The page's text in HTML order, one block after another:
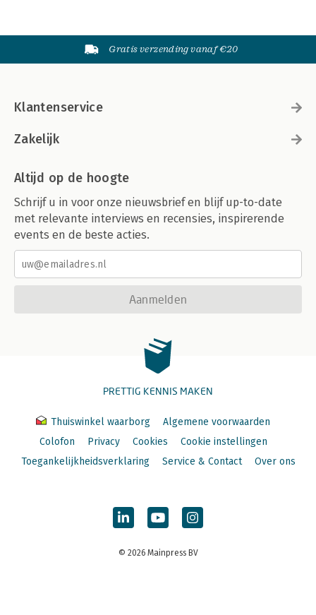
Gratis verzending vanaf €20
Klantenservice
Zakelijk
Altijd op de hoogte
Schrijf u in voor onze nieuwsbrief en blijf up-to-date
met relevante interviews en recensies, inspirerende
events en de beste acties.
Aanmelden
PRETTIG KENNIS MAKEN
Thuiswinkel waarborg
Algemene voorwaarden
Colofon
Privacy Cookies
Cookie instellingen
Toegankelijkheidsverklaring
Service & Contact Over ons
© 2026 Mainpress BV